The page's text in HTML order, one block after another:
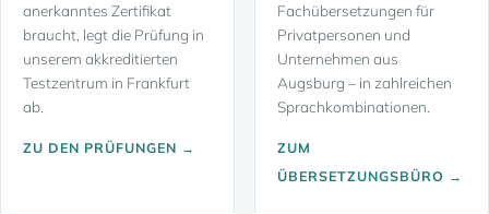
anerkanntes Zertifikat
braucht, legt die Prüfung in
unserem akkreditierten
Testzentrum in Frankfurt
ab.
ZU DEN PRÜFUNGEN →
Fachübersetzungen für
Privatpersonen und
Unternehmen aus
Augsburg – in zahlreichen
Sprachkombinationen.
ZUM
ÜBERSETZUNGSBÜRO →